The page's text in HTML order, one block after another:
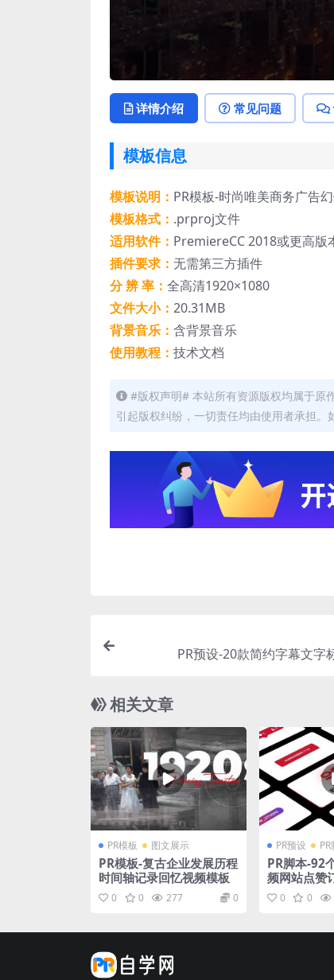
详情介绍 常见问题
模板信息
模板说明： PR模板-时尚唯美商务广告
模板格式： .prproj文件
适用软件： PremiereCC 2018或更高版
插件要求： 无需第三方插件
分 辨 率： 全高清1920×1080
文件大小： 20.31MB
背景音乐： 含背景音乐
使用教程： 技术文档
#版权声明# 本站所有资源版权均属于原
引起版权纠纷，一切责任均由使用者承担。
PR预设-20款简约字幕文字
相关文章
PR模板 图文展示
PR模板-复古企业发展历程
时间轴记录回忆视频模板
0 0 277 0
PR预设
PR脚本-92
频网站点赞
元素动画
ts for
0 0